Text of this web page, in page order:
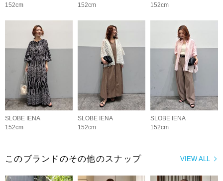
152cm
152cm
152cm
SLOBE IENA
152cm
SLOBE IENA
152cm
SLOBE IENA
152cm
VIEW ALL
このブランドのその他のスナップ